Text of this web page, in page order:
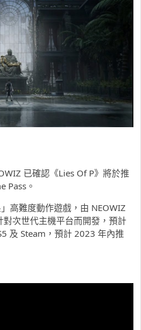
已確認《Lies Of P》將於推
Pass。
高難度動作遊戲，由 NEOWIZ
次世代主機平台而開發，預計
及 Steam，預計 2023 年內推